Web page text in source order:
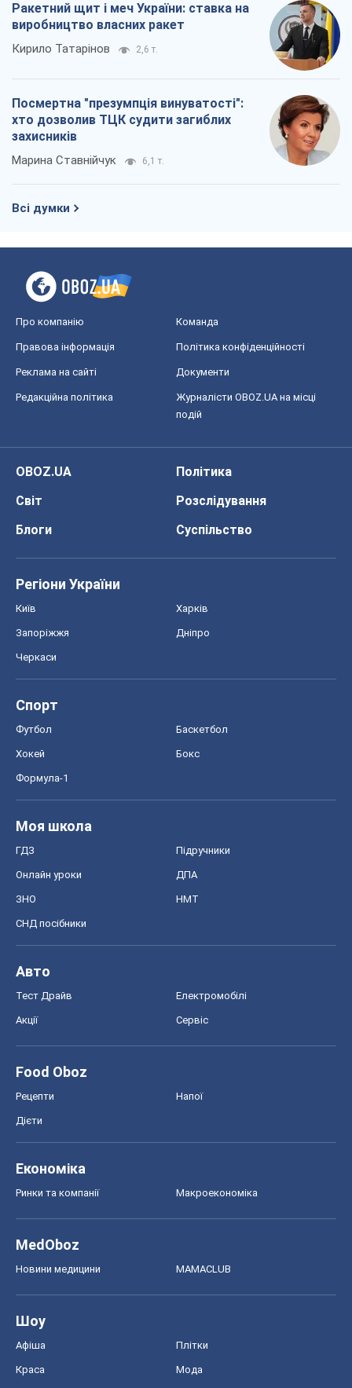
Ракетний щит і меч України: ставка на
виробництво власних ракет
Кирило Татарінов 2,6 т.
Посмертна "презумпція винуватості":
хто дозволив ТЦК судити загиблих
захисників
Марина Ставнійчук 6,1 т.
Всі думки
Про компанію Команда
Правова інформація Політика конфіденційності
Реклама на сайті Документи
Редакційна політика
Журналісти OBOZ.UA на місці
подій
OBOZ.UA
Політика
Світ
Розслідування
Блоги
Суспільство
Регіони України
Київ Харків
Запоріжжя Дніпро
Черкаси
Спорт
Футбол Баскетбол
Хокей Бокс
Формула-1
Моя школа
ГДЗ Підручники
Онлайн уроки ДПА
ЗНО НМТ
СНД посібники
Авто
Тест Драйв Електромобілі
Акції Сервіс
Food Oboz
Рецепти Напої
Дієти
Економіка
Ринки та компанії Макроекономіка
MedOboz
Новини медицини MAMACLUB
Шоу
Афіша Плітки
Краса Мода